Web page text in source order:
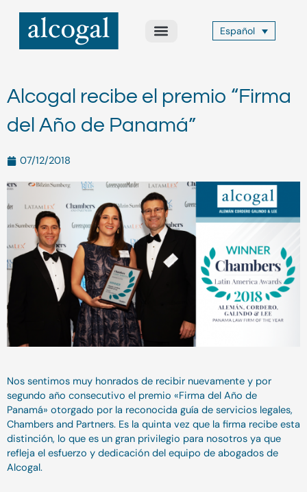
contenido
Español
Alcogal recibe el premio “Firma
del Año de Panamá”
07/12/2018
Nos sentimos muy honrados de recibir nuevamente y por
segundo año consecutivo el premio «Firma del Año de
Panamá» otorgado por la reconocida guía de servicios legales,
Chambers and Partners. Es la quinta vez que la firma recibe esta
distinción, lo que es un gran privilegio para nosotros ya que
refleja el esfuerzo y dedicación del equipo de abogados de
Alcogal.